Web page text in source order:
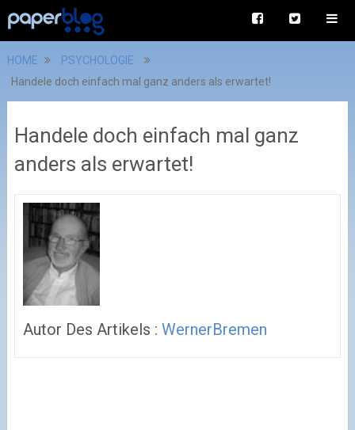
HOME
PSYCHOLOGIE
Handele doch einfach mal ganz anders als erwartet!
Handele doch einfach mal ganz
anders als erwartet!
Autor Des Artikels : WernerBremen